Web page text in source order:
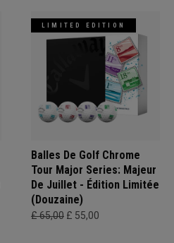
LIMITED EDITION
Balles De Golf Chrome
Tour Major Series: Majeur
De Juillet - Édition Limitée
(Douzaine)
£ 65,00 £ 55,00